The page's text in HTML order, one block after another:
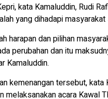
kata Kamaluddin, Rudi
yang dihadapi masyarakat
harapan dan pilihan
perubahan dan itu
Kamaluddin.
kemenangan tersebut, kata
melaksanakan acara Kawal